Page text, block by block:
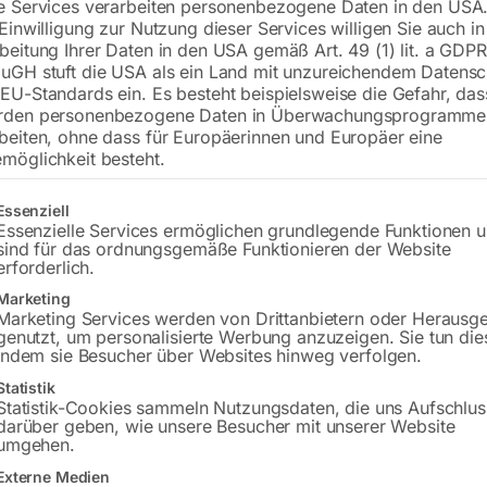
notwendig, da 4-Zylinder
€126,00
inkl. MwSt. zzgl.Versandkosten
Versandkosten Standard (Österreich):€
Bitte beachten Sie: Die Versandkosten
In den
Sie haben
Gerne
Services verarbeiten personenbezogene Daten in den
zur Nutzung dieser Services willigen Sie auch
Ihrer Daten in den USA gemäß Art. 49 (1) lit. a
stuft die USA als ein Land mit unzureichendem
Standards ein. Es besteht beispielsweise die Gefahr,
personenbezogene Daten in
ohne dass für Europäerinnen und Europäer eine
besteht.
eine Liste der Service-Gruppen, für die eine Einwilligung erteilt
Services ermöglichen grundlegende Funktionen
für das ordnungsgemäße Funktionieren der Website
Services werden von Drittanbietern oder
um personalisierte Werbung anzuzeigen. Sie tun
sie Besucher über Websites hinweg verfolgen.
Cookies sammeln Nutzungsdaten, die uns
geben, wie unsere Besucher mit unserer Website
Medien